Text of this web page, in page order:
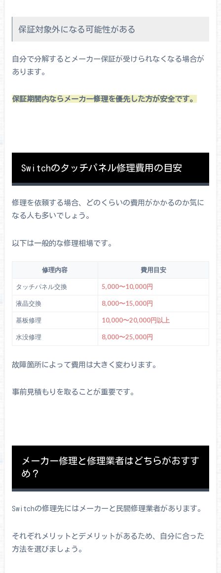
保証対象外になる可能性がある
自分で分解するとメーカー保証が受けられなくなる場合が
あります。
保証期間内ならメーカー修理を優先した方が安全です。
Switchのタッチパネル修理費用の目安
修理を依頼する場合、どのくらいの費用がかかるのか気に
なる人も多いでしょう。
以下は一般的な修理相場です。
修理内容 費用目安
タッチパネル交換 5,000〜10,000円
液晶交換 8,000〜15,000円
基板修理 10,000〜20,000円以上
水没修理 8,000〜25,000円
故障箇所によって費用は大きく変わります。
事前見積もりを取ることが重要です。
メーカー修理と修理業者はどちらがおすす
め？
Switchの修理先にはメーカーと民間修理業者があります。
それぞれメリットとデメリットがあるため、自分に合った
方法を選びましょう。